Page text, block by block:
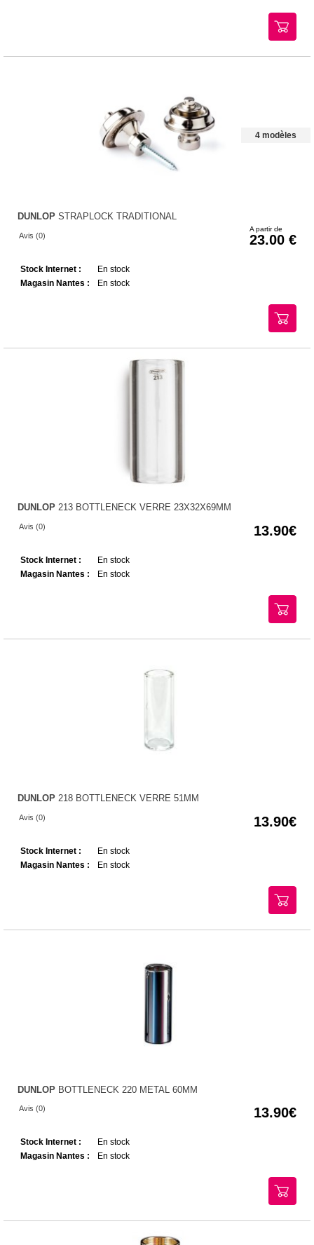
4 modèles
DUNLOP STRAPLOCK TRADITIONAL
Avis (0)
A partir de
23.00
Stock Internet :
En stock
Magasin Nantes :
En stock
DUNLOP 213 BOTTLENECK VERRE 23X32X69MM
Avis (0) 13.90
Stock Internet :
En stock
Magasin Nantes :
En stock
DUNLOP 218 BOTTLENECK VERRE 51MM
Avis (0) 13.90
Stock Internet :
En stock
Magasin Nantes :
En stock
DUNLOP BOTTLENECK 220 METAL 60MM
Avis (0) 13.90
Stock Internet :
En stock
Magasin Nantes :
En stock